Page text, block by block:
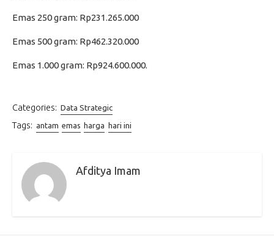
Emas 250 gram: Rp231.265.000
Emas 500 gram: Rp462.320.000
Emas 1.000 gram: Rp924.600.000.
Categories: Data Strategic
Tags: antam emas harga hari ini
Afditya Imam